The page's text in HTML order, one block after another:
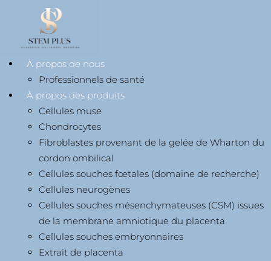
À propos de nous
Professionnels de santé
À propos des produits
Cellules muse
Chondrocytes
Fibroblastes provenant de la gelée de Wharton du
cordon ombilical
Cellules souches fœtales (domaine de recherche)
Cellules neurogènes
Cellules souches mésenchymateuses (CSM) issues
de la membrane amniotique du placenta
Cellules souches embryonnaires
Extrait de placenta